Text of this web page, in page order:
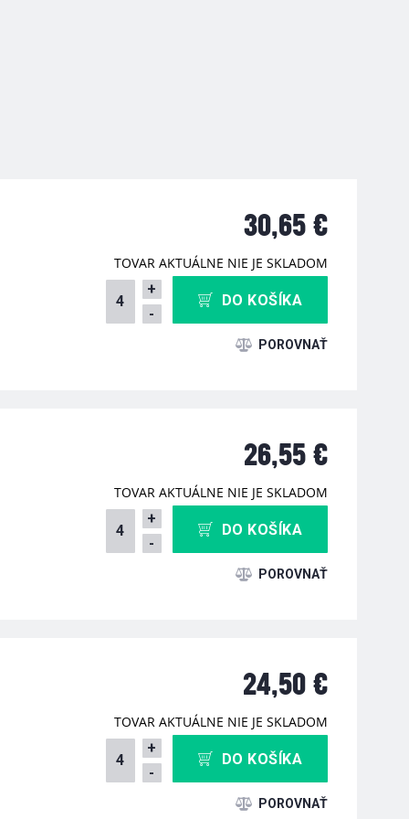
30,65 €
TOVAR AKTUÁLNE NIE JE SKLADOM
+
-
DO KOŠÍKA
26,55 €
TOVAR AKTUÁLNE NIE JE SKLADOM
+
-
DO KOŠÍKA
24,50 €
TOVAR AKTUÁLNE NIE JE SKLADOM
+
-
DO KOŠÍKA